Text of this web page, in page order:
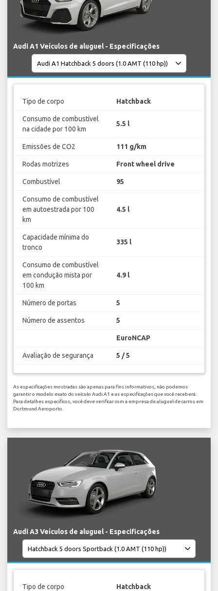
Audi A1 Veículos de aluguel - Especificações
Tipo de corpo Hatchback
Consumo de combustível
na cidade por 100 km
5.5 l
Emissões de CO2 111 g/km
Rodas motrizes Front wheel drive
Combustível 95
Consumo de combustível
em autoestrada por 100
km
4.5 l
Capacidade mínima do
tronco
335 l
Consumo de combustível
em condução mista por
100 km
4.9 l
Número de portas 5
Número de assentos 5
EuroNCAP
Avaliação de segurança 5 / 5
As especificações mostradas são apenas para fins informativos, não podemos
garantir o modelo exato do veículo Audi A1 e as especificações que você receberá.
Para detalhes específicos, você deve verificar com a empresa de aluguel de carros em
Dortmund Aeroporto.
Audi A3 Veículos de aluguel - Especificações
Tipo de corpo Hatchback